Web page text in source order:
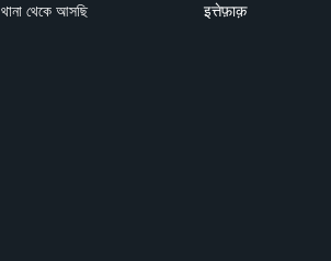
থানা থেকে আসছি
इत्तेफ़ाक़